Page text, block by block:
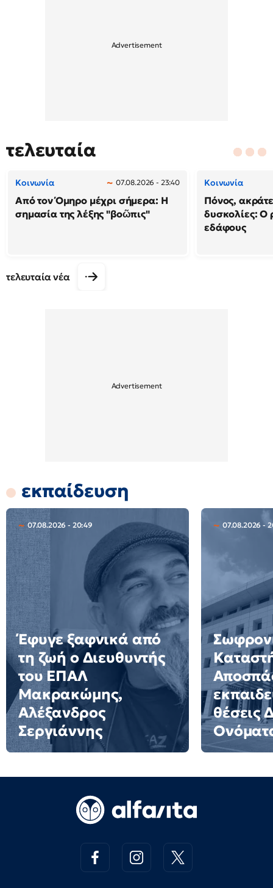
τελευταία
Κοινωνία 07.08.2026 - 23:40
Από τον Όμηρο μέχρι σήμερα: Η
σημασία της λέξης "βοῶπις"
Κοινωνία
Πόνος,
δυσκολίες: Ο
εδάφους
τελευταία νέα
εκπαίδευση
07.08.2026 - 20:49
Έφυγε ξαφνικά από
τη ζωή ο Διευθυντής
του ΕΠΑΛ
Μακρακώμης,
Αλέξανδρος
Σεργιάννης
07.08.2026 -
θέσεις